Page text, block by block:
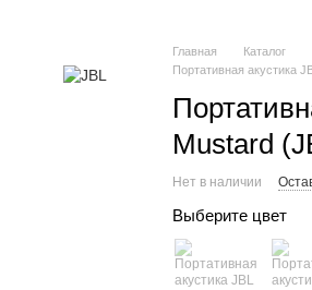
Главная Каталог
Портативная акустика
Mustard
Нет в наличии
Выберите цвет